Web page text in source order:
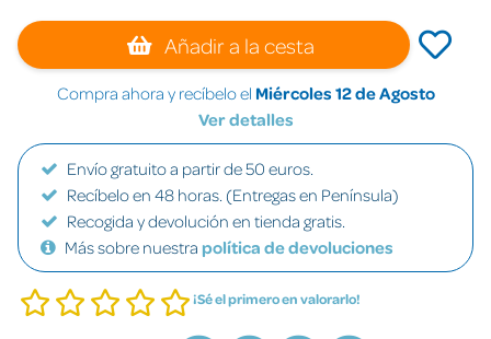
Añadir a la cesta
Compra ahora y recíbelo el Miércoles 12 de Agosto
Ver detalles
Envío gratuito a partir de 50 euros.
Recíbelo en 48 horas. (Entregas en Península)
Recogida y devolución en tienda gratis.
Más sobre nuestra política de devoluciones
¡Sé el primero en valorarlo!